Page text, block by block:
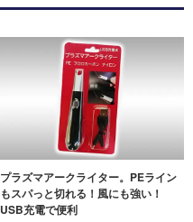
プラズマアークライター。PEライン
もスパっと切れる！風にも強い！
USB充電で便利